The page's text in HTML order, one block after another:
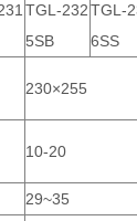
TGL-232
5SB
TGL-
6SS
230×255
10-20
29~35